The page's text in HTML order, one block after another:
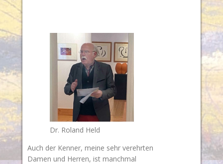
Dr. Roland Held
Auch der Kenner, meine sehr verehrten
Damen und Herren, ist manchmal